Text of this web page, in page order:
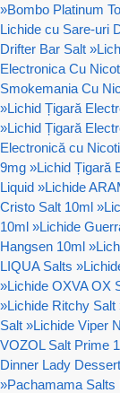
»Bombo Platinum
Lichide cu Sare-uri
Drifter Bar Salt »
Electronica Cu
Smokemania Cu
»Lichid Țigară
»Lichid Țigară
Electronică cu
9mg »Lichid Țigară
Liquid »Lichide
Cristo Salt 10ml »
10ml »Lichide
Hangsen 10ml »
LIQUA Salts »
»Lichide OXVA OX
»Lichide Ritchy Salt
Salt »Lichide Viper
VOZOL Salt Prime
Dinner Lady
»Pachamama Salts